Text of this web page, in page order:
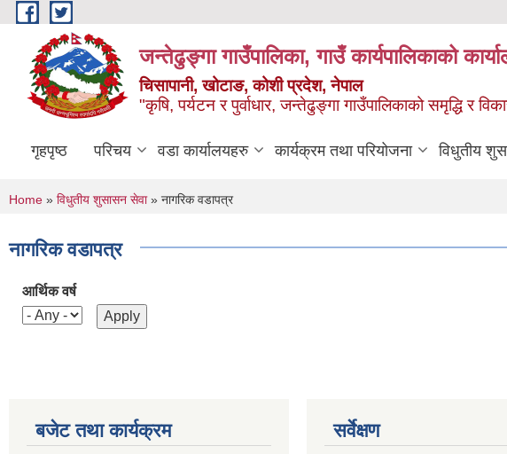
Skip to main content
जन्तेढुङ्गा गाउँपालिका, गाउँ कार्यपालिकाको
चिसापानी, खोटाङ, कोशी प्रदेश, नेपाल
"कृषि, पर्यटन र पुर्वाधार, जन्तेढुङ्गा गाउँपालिकाको समृद्धि र
गृहपृष्ठ परिचय वडा कार्यालयहरु कार्यक्रम तथा परियोजना विधुतीय
You are here
Home » विधुतीय शुसासन सेवा» नागरिक वडापत्र
नागरिक वडापत्र
आर्थिक वर्ष
बजेट तथा कार्यक्रम सर्वेक्षण